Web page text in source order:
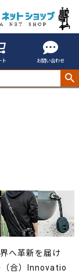
ト お問い合わせ
へ革新を届け
（合）Innovatio